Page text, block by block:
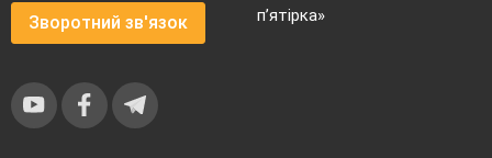
Зворотний зв'язок
п’ятірка»